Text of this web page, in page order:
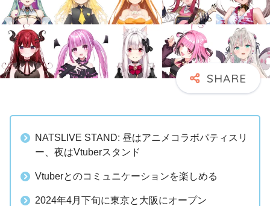
NATSLIVE STAND: 昼はアニメコラボパティスリ
ー、夜はVtuberスタンド
Vtuberとのコミュニケーションを楽しめる
2024年4月下旬に東京と大阪にオープン